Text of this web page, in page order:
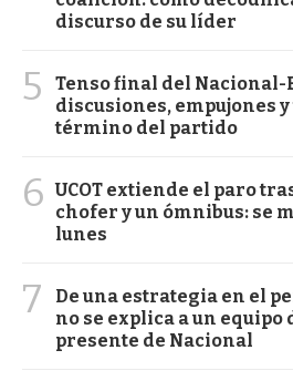
discurso de su líder
5
Tenso final del Nacional-
discusiones, empujones
término del partido
6 UCOT extiende el paro
chofer y un ómnibus: se
lunes
7
De una estrategia en el
no se explica a un equipo
presente de Nacional